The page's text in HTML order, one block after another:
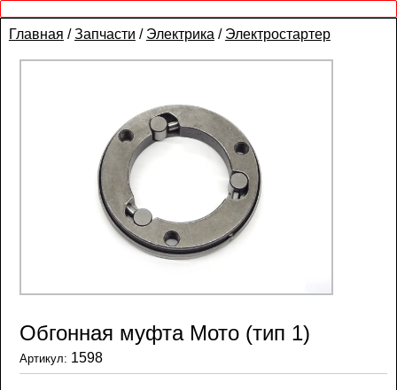
Главная /Запчасти / Электрика / Электростартер
Обгонная муфта Мото (тип 1)
Артикул: 1598